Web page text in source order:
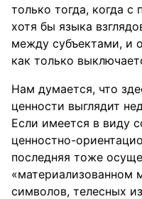
только тогда, когда
хотя бы языка
между субъектами, и
как только
Нам думается, что
ценности выглядит
Если имеется в виду
ценностно-
последняя тоже
«материализованном
символов, телесных